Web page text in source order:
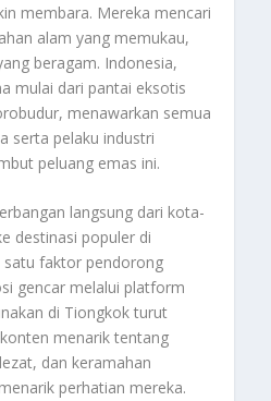
membara. Mereka mencari
alam yang memukau,
beragam. Indonesia,
mulai dari pantai eksotis
menawarkan semua
serta pelaku industri
peluang emas ini.
langsung dari kota-
destinasi populer di
satu faktor pendorong
gencar melalui platform
di Tiongkok turut
menarik tentang
dan keramahan
perhatian mereka.